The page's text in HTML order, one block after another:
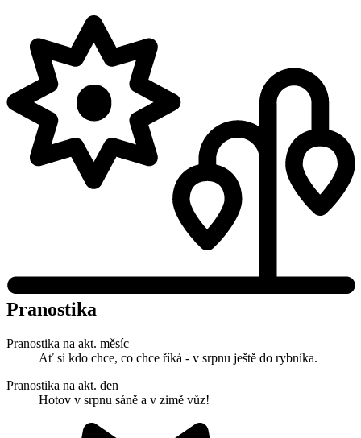
Pranostika
Pranostika na akt. měsíc
Ať si kdo chce, co chce říká - v srpnu ještě do rybníka.
Pranostika na akt. den
Hotov v srpnu sáně a v zimě vůz!